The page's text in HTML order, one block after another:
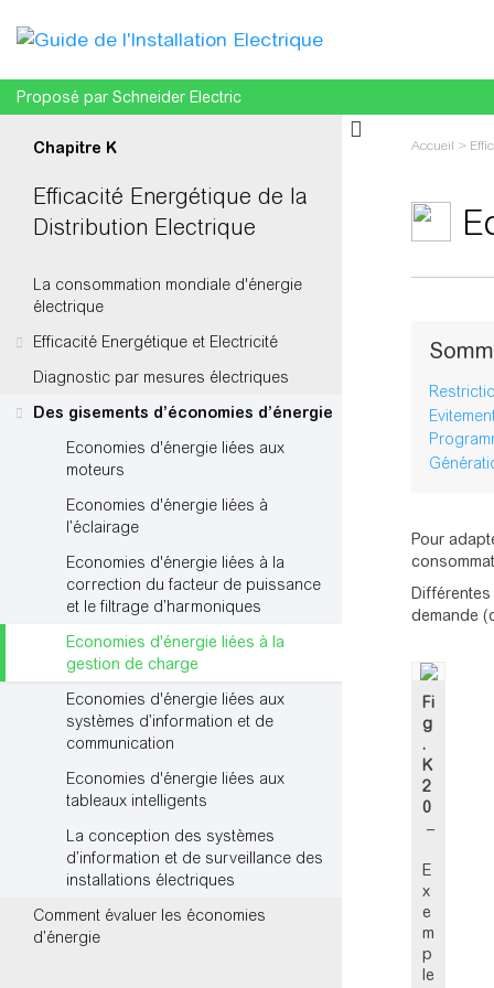
Proposé par Schneider Electric
Chapitre K
Efficacité Energétique de la
Distribution Electrique
La consommation mondiale d'énergie
électrique
Efficacité Energétique et Electricité
Diagnostic par mesures électriques
Des gisements d’économies d’énergie
Economies d'énergie liées aux
moteurs
Economies d'énergie liées à
l’éclairage
Economies d'énergie liées à la
correction du facteur de puissance
et le filtrage d’harmoniques
Economies d'énergie liées à la
gestion de charge
Economies d'énergie liées aux
systèmes d’information et de
communication
Economies d'énergie liées aux
tableaux intelligents
La conception des systèmes
d’information et de surveillance des
installations électriques
Comment évaluer les économies
d’énergie
Accueil >
Pour
demande
Fi
g
.
K
2
0
–
E
x
e
m
p
le